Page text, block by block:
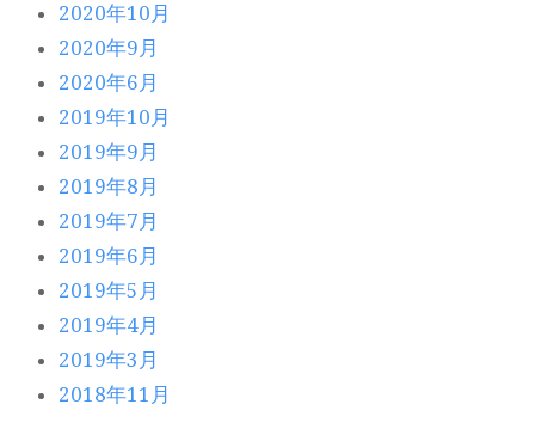
2020年10月
2020年9月
2020年6月
2019年10月
2019年9月
2019年8月
2019年7月
2019年6月
2019年5月
2019年4月
2019年3月
2018年11月